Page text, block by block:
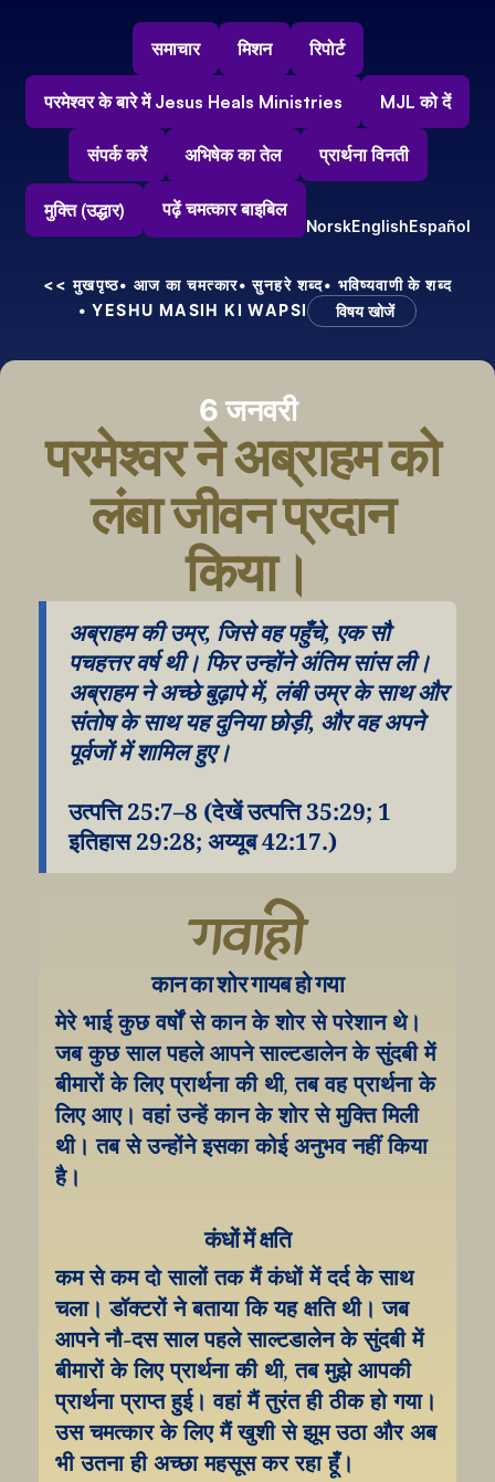
समाचार मिशन रिपोर्ट
परमेश्वर के बारे में Jesus Heals Ministries MJL को दें
संपर्क करें अभिषेक का तेल प्रार्थना विनती
मुक्ति (उद्धार) पढ़ें चमत्कार बाइबिल
NorskEnglishEspañol
<< मुखपृष्ठ• आज का चमत्कार• सुनहरे शब्द• भविष्यवाणी के शब्द
• YESHU MASIH KI WAPSI
विषय खोजें
6 जनवरी
परमेश्वर ने अब्राहम को
लंबा जीवन प्रदान
किया।
अब्राहम की उम्र, जिसे वह पहुँचे, एक सौ
पचहत्तर वर्ष थी। फिर उन्होंने अंतिम सांस ली।
अब्राहम ने अच्छे बुढ़ापे में, लंबी उम्र के साथ और
संतोष के साथ यह दुनिया छोड़ी, और वह अपने
पूर्वजों में शामिल हुए।
उत्पत्ति 25:7–8 (देखें उत्पत्ति 35:29; 1
इतिहास 29:28; अय्यूब 42:17.)
गवाही
कान का शोर गायब हो गया
मेरे भाई कुछ वर्षों से कान के शोर से परेशान थे।
जब कुछ साल पहले आपने साल्टडालेन के सुंदबी में
बीमारों के लिए प्रार्थना की थी, तब वह प्रार्थना के
लिए आए। वहां उन्हें कान के शोर से मुक्ति मिली
थी। तब से उन्होंने इसका कोई अनुभव नहीं किया
है।
कंधों में क्षति
कम से कम दो सालों तक मैं कंधों में दर्द के साथ
चला। डॉक्टरों ने बताया कि यह क्षति थी। जब
आपने नौ-दस साल पहले साल्टडालेन के सुंदबी में
बीमारों के लिए प्रार्थना की थी, तब मुझे आपकी
प्रार्थना प्राप्त हुई। वहां मैं तुरंत ही ठीक हो गया।
उस चमत्कार के लिए मैं खुशी से झूम उठा और अब
भी उतना ही अच्छा महसूस कर रहा हूँ।